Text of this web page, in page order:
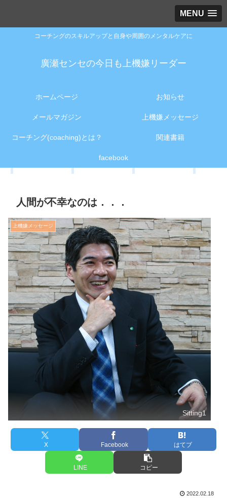
MENU
コーチングのスキルアップと自身や周囲のメンタルケアに
廣瀬センセの今日も上機嫌リーダー
ホームページ お知らせ
メールマガジン 上機嫌メッセージ
コーチング(coaching)とは？ 関連書籍
facebook
人間が不幸なのは．．．
上機嫌メッセージ
Sitting1
X Facebook はてブ
LINE コピー
2022.02.18